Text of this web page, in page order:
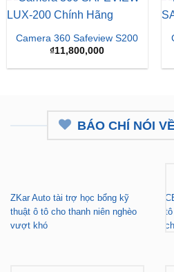
Camera 360 Safeview S200
₫11,800,000
BÁO CHÍ NÓI
ZKar Auto tài trợ học bổng kỹ
thuật ô tô cho thanh niên nghèo
vượt khó